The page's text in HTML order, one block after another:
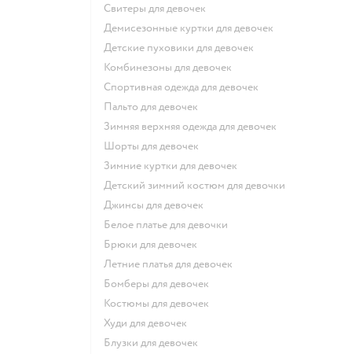
Свитеры для девочек
Демисезонные куртки для девочек
Детские пуховики для девочек
Комбинезоны для девочек
Спортивная одежда для девочек
Пальто для девочек
Зимняя верхняя одежда для девочек
Шорты для девочек
Зимние куртки для девочек
Детский зимний костюм для девочки
Джинсы для девочек
Белое платье для девочки
Брюки для девочек
Летние платья для девочек
Бомберы для девочек
Костюмы для девочек
Худи для девочек
Блузки для девочек